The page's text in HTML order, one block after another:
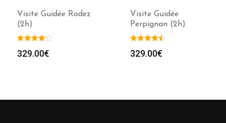
Visite Guidée Rodez
(2h)
329.00€
Visite Guidée
Perpignan (2h)
329.00€